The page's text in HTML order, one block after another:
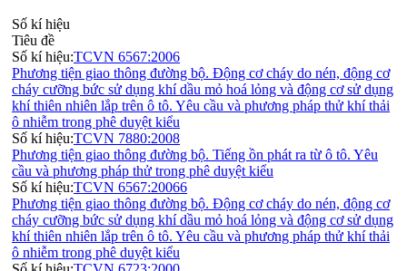
Số kí hiệu
Tiêu đề
Số kí hiệu:TCVN 6567:2006
Phương tiện giao thông đường bộ. Động cơ cháy do nén, động cơ
cháy cưỡng bức sử dụng khí dầu mỏ hoá lỏng và động cơ sử dụng
khí thiên nhiên lắp trên ô tô. Yêu cầu và phương pháp thử khí thải
ô nhiễm trong phê duyệt kiểu
Số kí hiệu:TCVN 7880:2008
Phương tiện giao thông đường bộ. Tiếng ồn phát ra từ ô tô. Yêu
cầu và phương pháp thử trong phê duyệt kiểu
Số kí hiệu:TCVN 6567:20066
Phương tiện giao thông đường bộ. Động cơ cháy do nén, động cơ
cháy cưỡng bức sử dụng khí dầu mỏ hoá lỏng và động cơ sử dụng
khí thiên nhiên lắp trên ô tô. Yêu cầu và phương pháp thử khí thải
ô nhiễm trong phê duyệt kiểu